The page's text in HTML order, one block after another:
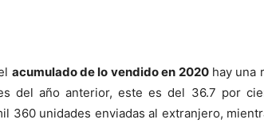
acumulado de lo vendido en 2020hay una
del año anterior, este es del 36.7 por
360 unidades enviadas al extranjero,